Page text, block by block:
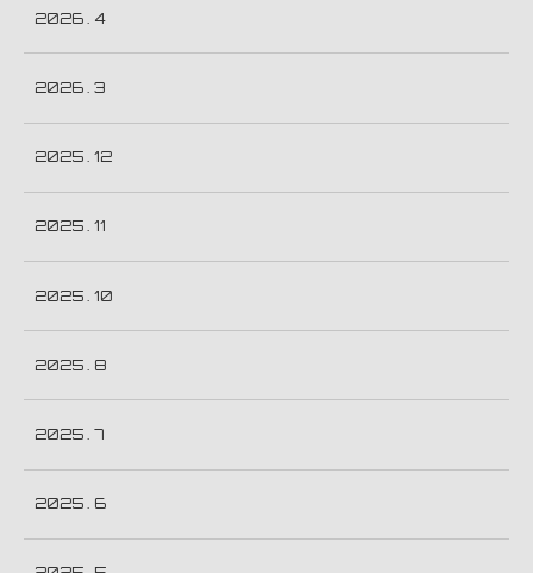
2026 . 4
2026 . 3
2025 . 12
2025 . 11
2025 . 10
2025 . 8
2025 . 7
2025 . 6